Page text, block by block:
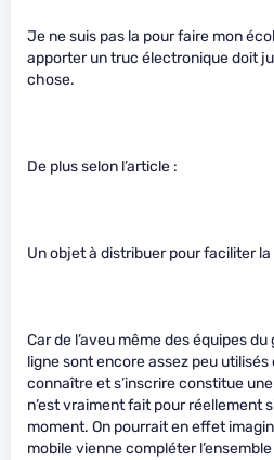
Je ne suis pas la pour faire mon
apporter un truc électronique doit
chose.
De plus selon l’article :
Un objet à distribuer pour faciliter
Car de l’aveu même des équipes
ligne sont encore assez peu utilisés
connaître et s’inscrire constitue
n’est vraiment fait pour réellement
moment. On pourrait en effet
mobile vienne compléter